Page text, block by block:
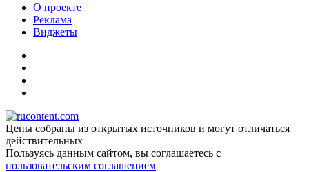
О проекте
Реклама
Виджеты
Цены собраны из открытых источников и могут отличаться
действительных
Пользуясь данным сайтом, вы соглашаетесь c
пользовательским соглашением